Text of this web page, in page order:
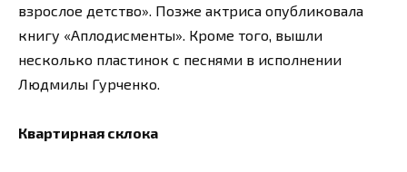
взрослое детство». Позже актриса опубликовала
книгу «Аплодисменты». Кроме того, вышли
несколько пластинок с песнями в исполнении
Людмилы Гурченко.
Квартирная склока